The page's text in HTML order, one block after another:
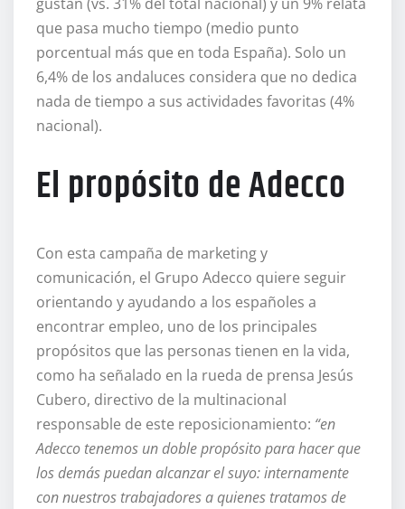
que pasa mucho tiempo (medio punto
porcentual más que en toda España). Solo un
6,4% de los andaluces considera que no dedica
nada de tiempo a sus actividades favoritas (4%
nacional).
El propósito de Adecco
Con esta campaña de marketing y
comunicación, el Grupo Adecco quiere seguir
orientando y ayudando a los españoles a
encontrar empleo, uno de los principales
propósitos que las personas tienen en la vida,
como ha señalado en la rueda de prensa Jesús
Cubero, directivo de la multinacional
responsable de este reposicionamiento: “en
Adecco tenemos un doble propósito para hacer que
los demás puedan alcanzar el suyo: internamente
con nuestros trabajadores a quienes tratamos de